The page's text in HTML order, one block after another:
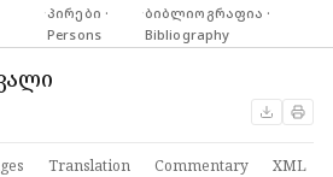
·პირები ·
Persons
·ბიბლიოგრაფია ·
Bibliography
Translation Commentary XML